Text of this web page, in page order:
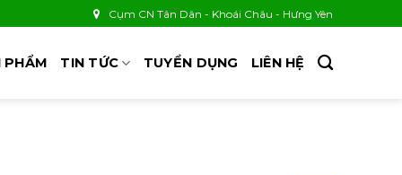
Cụm CN Tân Dân - Khoái Châu - Hưng Yên
PHẨM TIN TỨC TUYỂN DỤNG LIÊN HỆ